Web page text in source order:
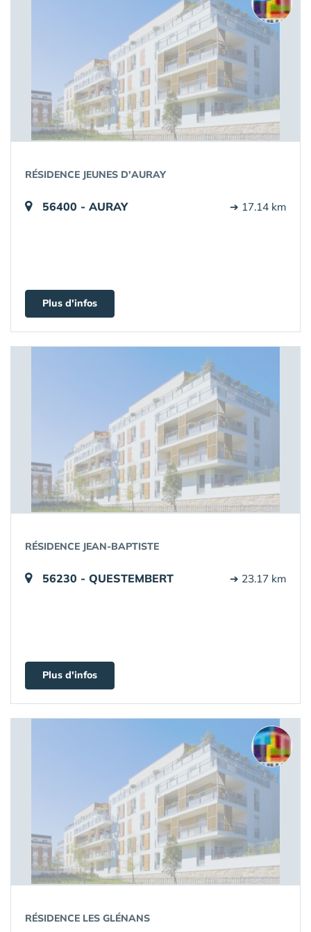
RÉSIDENCE JEUNES D'AURAY
56400 - AURAY ➔ 17.14 km
Plus d'infos
RÉSIDENCE JEAN-BAPTISTE
56230 - QUESTEMBERT ➔ 23.17 km
Plus d'infos
RÉSIDENCE LES GLÉNANS